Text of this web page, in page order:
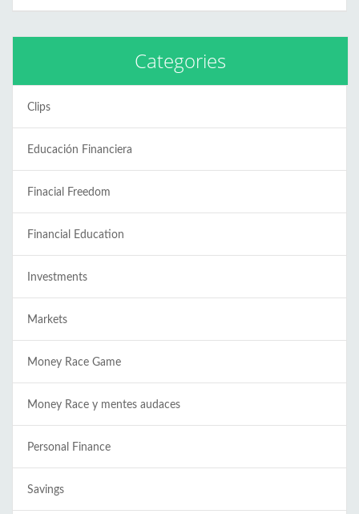
Categories
Clips
Educación Financiera
Finacial Freedom
Financial Education
Investments
Markets
Money Race Game
Money Race y mentes audaces
Personal Finance
Savings